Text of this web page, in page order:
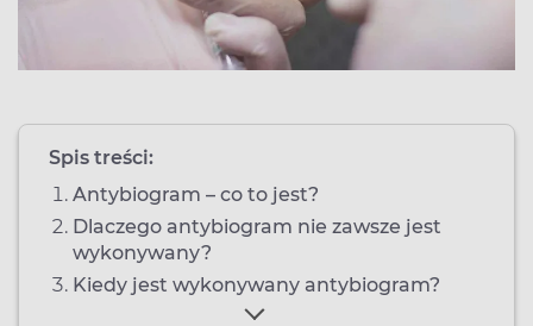
Spis treści:
Antybiogram – co to jest?
Dlaczego antybiogram nie zawsze jest
wykonywany?
Kiedy jest wykonywany antybiogram?